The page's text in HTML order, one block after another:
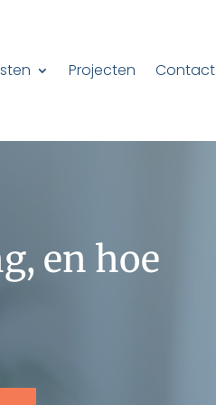
Projecten Contact
en hoe